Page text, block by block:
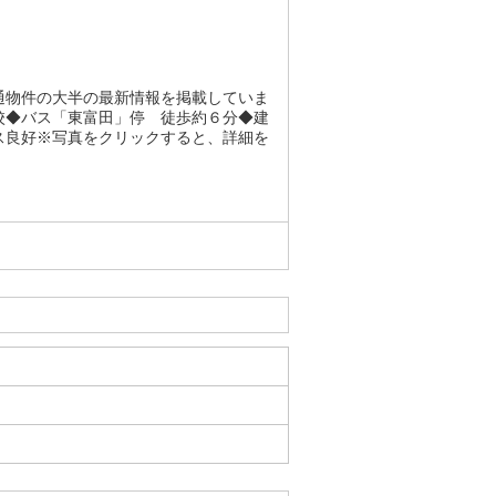
件の大半の最新情報を掲載していま
◆バス「東富田」停 徒歩約６分◆建
好※写真をクリックすると、詳細を